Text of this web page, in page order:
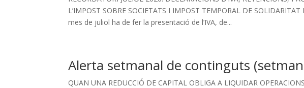
L’IMPOST SOBRE SOCIETATS I IMPOST TEMPORAL DE
mes de juliol ha de fer la presentació de l’IVA, de...
Alerta setmanal de continguts
QUAN UNA REDUCCIÓ DE CAPITAL OBLIGA A LIQUIDAR